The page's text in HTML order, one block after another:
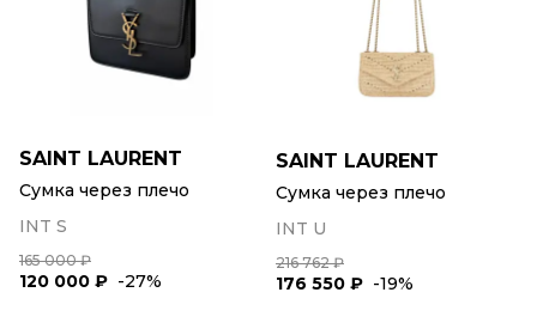
SAINT LAURENT
Сумка через плечо
INT S
165 000 ₽
120 000 ₽ -27%
SAINT LAURENT
Сумка через плечо
INT U
216 762 ₽
176 550 ₽ -19%